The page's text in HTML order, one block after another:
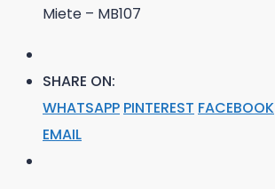
Miete – MB107
SHARE ON:
WHATSAPP PINTEREST FACEBOOK
EMAIL